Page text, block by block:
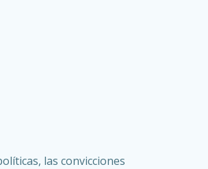
las convicciones